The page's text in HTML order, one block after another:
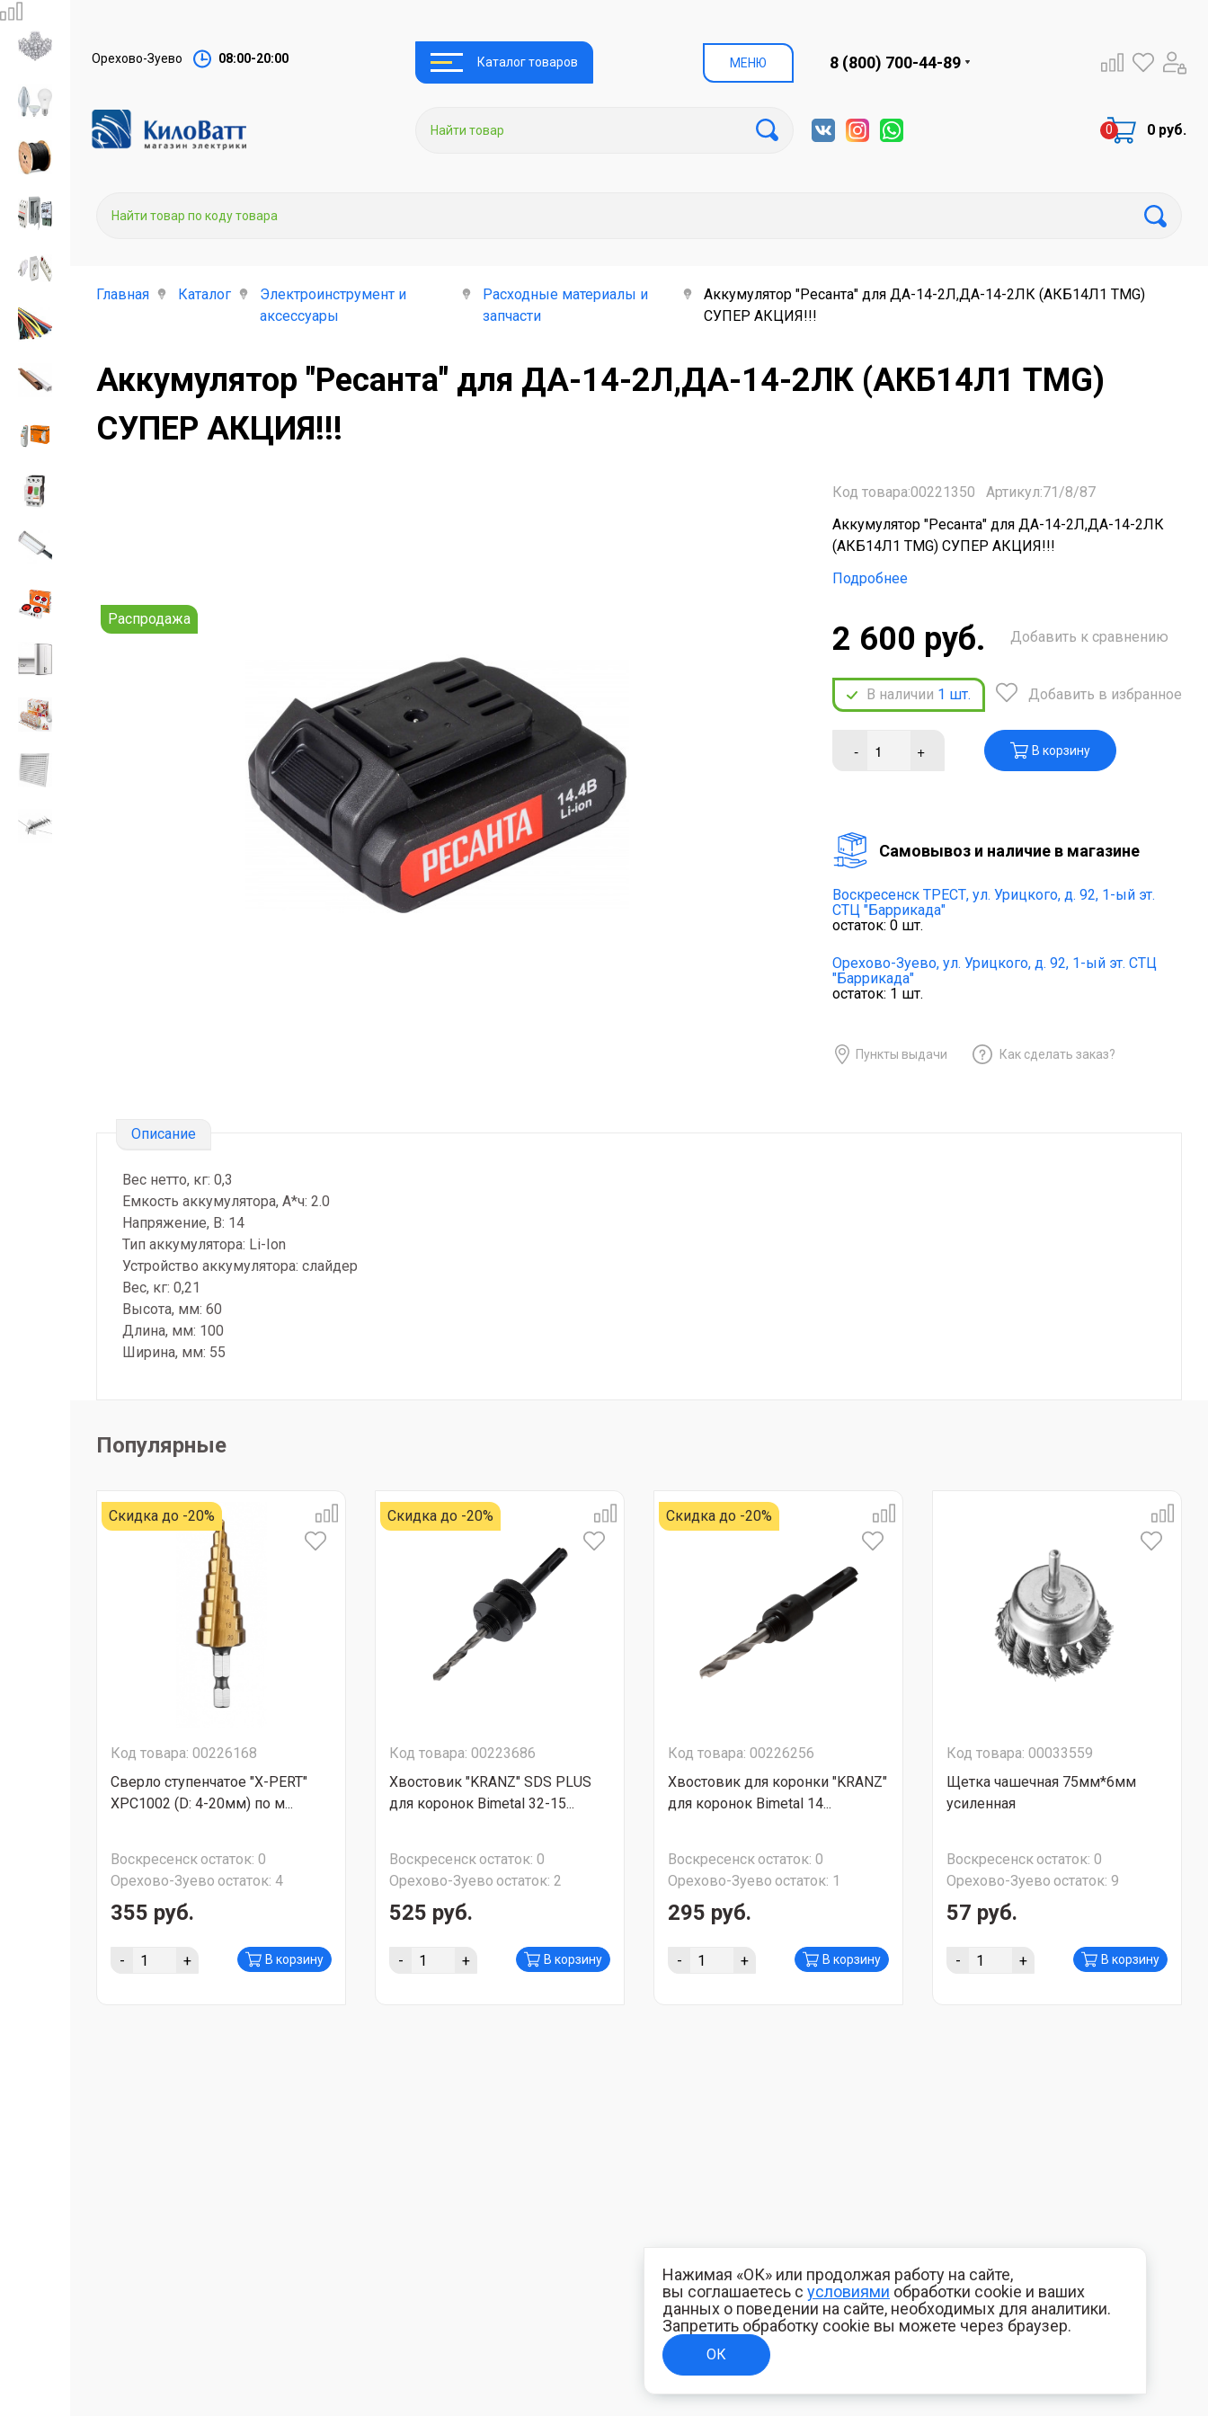
Орехово-Зуево 08:00-20:00 Каталог товаров МЕНЮ 8 (800) 700-44-89
0 руб.
Главная Каталог
Электроинструмент и
аксессуары
Расходные материалы и
запчасти
Аккумулятор "Ресанта" для ДА-14-2Л,ДА-14-2ЛК (АКБ14Л1 TMG)
СУПЕР АКЦИЯ!!!
Аккумулятор "Ресанта" для ДА-14-2Л,ДА-14-2ЛК (АКБ14Л1 TMG)
СУПЕР АКЦИЯ!!!
Распродажа
Код товара:00221350
Артикул:71/8/87
Аккумулятор "Ресанта" для ДА-14-2Л,ДА-14-2ЛК
(АКБ14Л1 TMG) СУПЕР АКЦИЯ!!!
Подробнее
2 600 руб.
В наличии 1 шт.
Добавить к сравнению
Добавить в избранное
- + В корзину
Cамовывоз и наличие в магазине
Воскресенск ТРЕСТ, ул. Урицкого, д. 92, 1-ый эт.
СТЦ "Баррикада"
остаток: 0 шт.
Орехово-Зуево, ул. Урицкого, д. 92, 1-ый эт. СТЦ
"Баррикада"
остаток: 1 шт.
Пункты выдачи Как сделать заказ?
Описание
Вес нетто, кг: 0,3
Емкость аккумулятора, А*ч: 2.0
Напряжение, В: 14
Тип аккумулятора: Li-Ion
Устройство аккумулятора: слайдер
Вес, кг: 0,21
Высота, мм: 60
Длина, мм: 100
Ширина, мм: 55
Популярные
Скидка до -20%
Код товара: 00226168
Сверло ступенчатое "X-PERT"
XPC1002 (D: 4-20мм) по м...
Воскресенскостаток: 0
Орехово-Зуево остаток: 4
355 руб.
- + В корзину
Скидка до -20%
Код товара: 00223686
Хвостовик "KRANZ" SDS PLUS
для коронок Bimetal 32-15...
Воскресенскостаток: 0
Орехово-Зуево остаток: 2
525 руб.
- + В корзину
Скидка до -20%
Код товара: 00226256
Хвостовик для коронки "KRANZ"
для коронок Bimetal 14...
Воскресенскостаток: 0
Орехово-Зуево остаток: 1
295 руб.
- + В корзину
Код товара: 00033559
Щетка чашечная 75мм*6мм
усиленная
Воскресенскостаток: 0
Орехово-Зуево остаток: 9
57 руб.
- + В корзину
Нажимая «ОК» или продолжая работу на сайте,
вы соглашаетесь с условиями обработки cookie и ваших
данных о поведении на сайте, необходимых для аналитики.
Запретить обработку cookie вы можете через браузер.
ОК